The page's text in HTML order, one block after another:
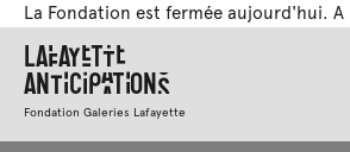
La Fondation est fermée aujourd'hui.
Lafayette
Anticipations
Fondation Galeries Lafayette